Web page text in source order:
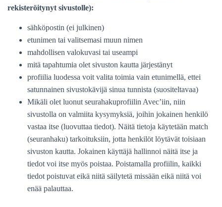
rekisteröitynyt sivustolle):
sähköpostin (ei julkinen)
etunimen tai valitsemasi muun nimen
mahdollisen valokuvasi tai useampi
mitä tapahtumia olet sivuston kautta järjestänyt
profiilia luodessa voit valita toimia vain etunimellä, ettei
satunnainen sivustokävijä sinua tunnista (suositeltavaa)
Mikäli olet luonut seurahakuprofiilin Avec’iin, niin
sivustolla on valmiita kysymyksiä, joihin jokainen henkilö
vastaa itse (luovuttaa tiedot). Näitä tietoja käytetään match
(seuranhaku) tarkoituksiin, jotta henkilöt löytävät toisiaan
sivuston kautta. Jokainen käyttäjä hallinnoi näitä itse ja
tiedot voi itse myös poistaa. Poistamalla profiilin, kaikki
tiedot poistuvat eikä niitä säilytetä missään eikä niitä voi
enää palauttaa.